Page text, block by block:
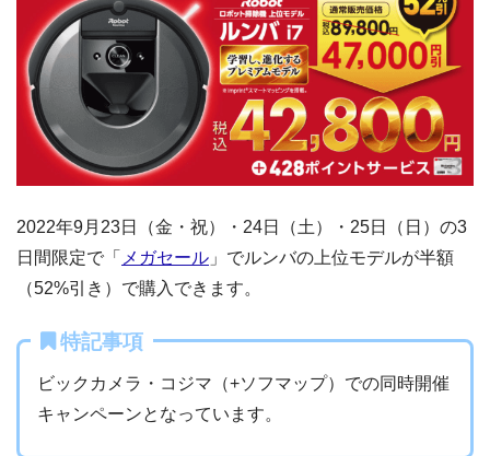
2022年9月23日（金・祝）・24日（土）・25日（日）の3
日間限定で「 メガセール 」でルンバの上位モデルが半額
（52%引き）で購入できます。
特記事項
ビックカメラ・コジマ（+ソフマップ）での同時開催
キャンペーンとなっています。